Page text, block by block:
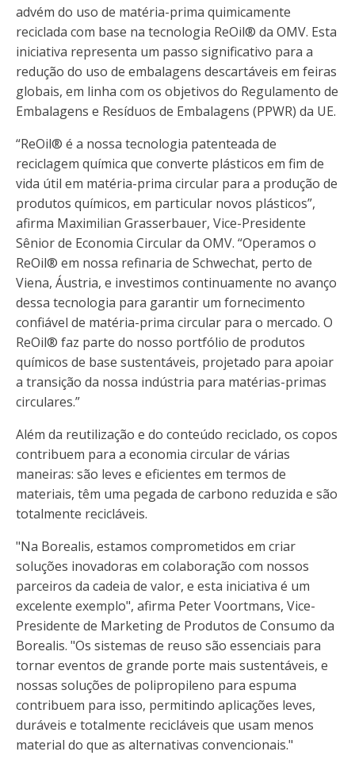
advém do uso de matéria-prima quimicamente
reciclada com base na tecnologia ReOil® da OMV. Esta
iniciativa representa um passo significativo para a
redução do uso de embalagens descartáveis ​​em feiras
globais, em linha com os objetivos do Regulamento de
Embalagens e Resíduos de Embalagens (PPWR) da UE.
“ReOil® é a nossa tecnologia patenteada de
reciclagem química que converte plásticos em fim de
vida útil em matéria-prima circular para a produção de
produtos químicos, em particular novos plásticos”,
afirma Maximilian Grasserbauer, Vice-Presidente
Sênior de Economia Circular da OMV. “Operamos o
ReOil® em nossa refinaria de Schwechat, perto de
Viena, Áustria, e investimos continuamente no avanço
dessa tecnologia para garantir um fornecimento
confiável de matéria-prima circular para o mercado. O
ReOil® faz parte do nosso portfólio de produtos
químicos de base sustentáveis, projetado para apoiar
a transição da nossa indústria para matérias-primas
circulares.”
Além da reutilização e do conteúdo reciclado, os copos
contribuem para a economia circular de várias
maneiras: são leves e eficientes em termos de
materiais, têm uma pegada de carbono reduzida e são
totalmente recicláveis.
"Na Borealis, estamos comprometidos em criar
soluções inovadoras em colaboração com nossos
parceiros da cadeia de valor, e esta iniciativa é um
excelente exemplo", afirma Peter Voortmans, Vice-
Presidente de Marketing de Produtos de Consumo da
Borealis. "Os sistemas de reuso são essenciais para
tornar eventos de grande porte mais sustentáveis, e
nossas soluções de polipropileno para espuma
contribuem para isso, permitindo aplicações leves,
duráveis ​​e totalmente recicláveis ​​que usam menos
material do que as alternativas convencionais."